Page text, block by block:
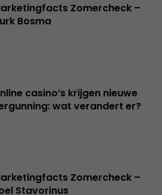
Zomercheck –
Bosma
casino’s krijgen nieuwe
wat verandert er?
Zomercheck –
Stavorinus